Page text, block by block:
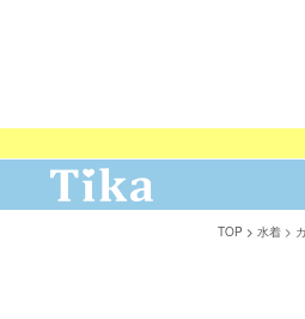
TOP 水着